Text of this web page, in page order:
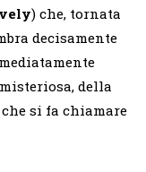
) che, tornata
decisamente
della
si fa chiamare